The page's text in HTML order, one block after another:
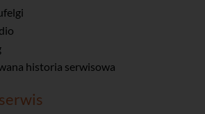
historia serwisowa